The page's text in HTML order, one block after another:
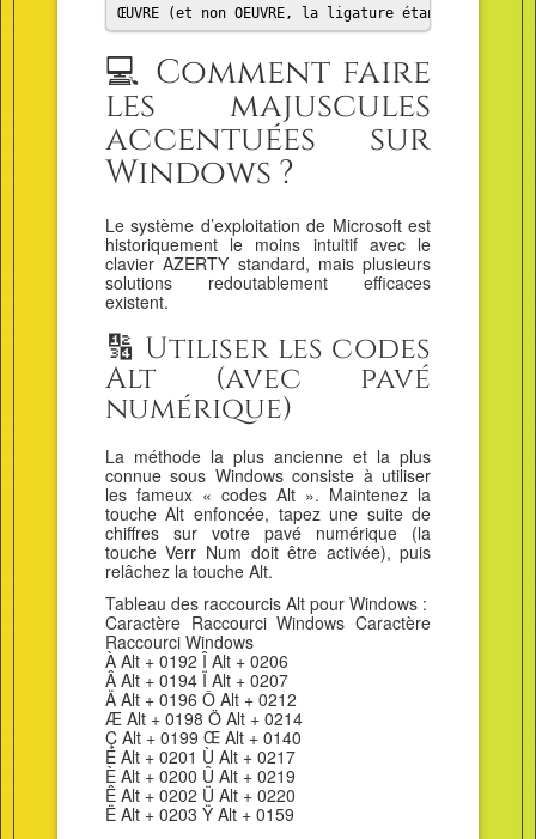
ŒUVRE (et non OEUVRE, la ligature étant requise)
💻 Comment faire
les majuscules
accentuées sur
Windows ?
Le système d’exploitation de Microsoft est
historiquement le moins intuitif avec le
clavier AZERTY standard, mais plusieurs
solutions redoutablement efficaces
existent.
🔢 Utiliser les codes
Alt (avec pavé
numérique)
La méthode la plus ancienne et la plus
connue sous Windows consiste à utiliser
les fameux « codes Alt ». Maintenez la
touche Alt enfoncée, tapez une suite de
chiffres sur votre pavé numérique (la
touche Verr Num doit être activée), puis
relâchez la touche Alt.
Tableau des raccourcis Alt pour Windows :
Caractère Raccourci Windows Caractère
Raccourci Windows
À Alt + 0192 Î Alt + 0206
Â Alt + 0194 Ï Alt + 0207
Ä Alt + 0196 Ô Alt + 0212
Æ Alt + 0198 Ö Alt + 0214
Ç Alt + 0199 Œ Alt + 0140
É Alt + 0201 Ù Alt + 0217
È Alt + 0200 Û Alt + 0219
Ê Alt + 0202 Ü Alt + 0220
Ë Alt + 0203 Ÿ Alt + 0159